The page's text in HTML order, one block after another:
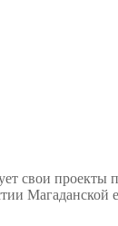
свои проекты
Магаданской